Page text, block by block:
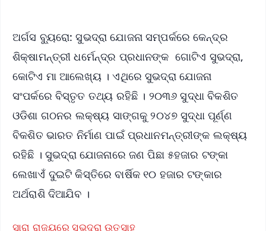
ଅର୍ଗସ ବ୍ୟୁରୋ: ସୁଭଦ୍ରା ଯୋଜନା ସମ୍ପର୍କରେ କେନ୍ଦ୍ର
ଶିକ୍ଷାମନ୍ତ୍ରୀ ଧର୍ମେନ୍ଦ୍ର ପ୍ରଧାନଙ୍କ ଗୋଟିଏ ସୁଭଦ୍ରା,
କୋଟିଏ ମା ଆଲେଖ୍ୟ । ଏଥିରେ ସୁଭଦ୍ରା ଯୋଜନା
ସଂପର୍କରେ ବିସ୍ତୃତ ତଥ୍ୟ ରହିଛି । ୨୦୩୬ ସୁଦ୍ଧା ବିକଶିତ
ଓଡିଶା ଗଠନର ଲକ୍ଷ୍ୟ ସାଙ୍ଗକୁ ୨୦୪୭ ସୁଦ୍ଧା ପୂର୍ଣ୍ଣ
ବିକଶିତ ଭାରତ ନିର୍ମାଣ ପାଇଁ ପ୍ରଧାନମନ୍ତ୍ରୀଙ୍କ ଲକ୍ଷ୍ୟ
ରହିଛି । ସୁଭଦ୍ରା ଯୋଜନାରେ ଜଣ ପିଛା ୫ହଜାର ଟଙ୍କା
ଲେଖାଏଁ ଦୁଇଟି କିସ୍ତିରେ ବାର୍ଷିକ ୧୦ ହଜାର ଟଙ୍କାର
ଅର୍ଥରାଶି ଦିଆଯିବ ।
ସାରା ରାଜ୍ୟରେ ସୁଭଦ୍ରା ଉତ୍ସାହ